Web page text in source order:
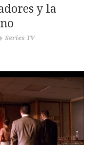
y la
Series TV